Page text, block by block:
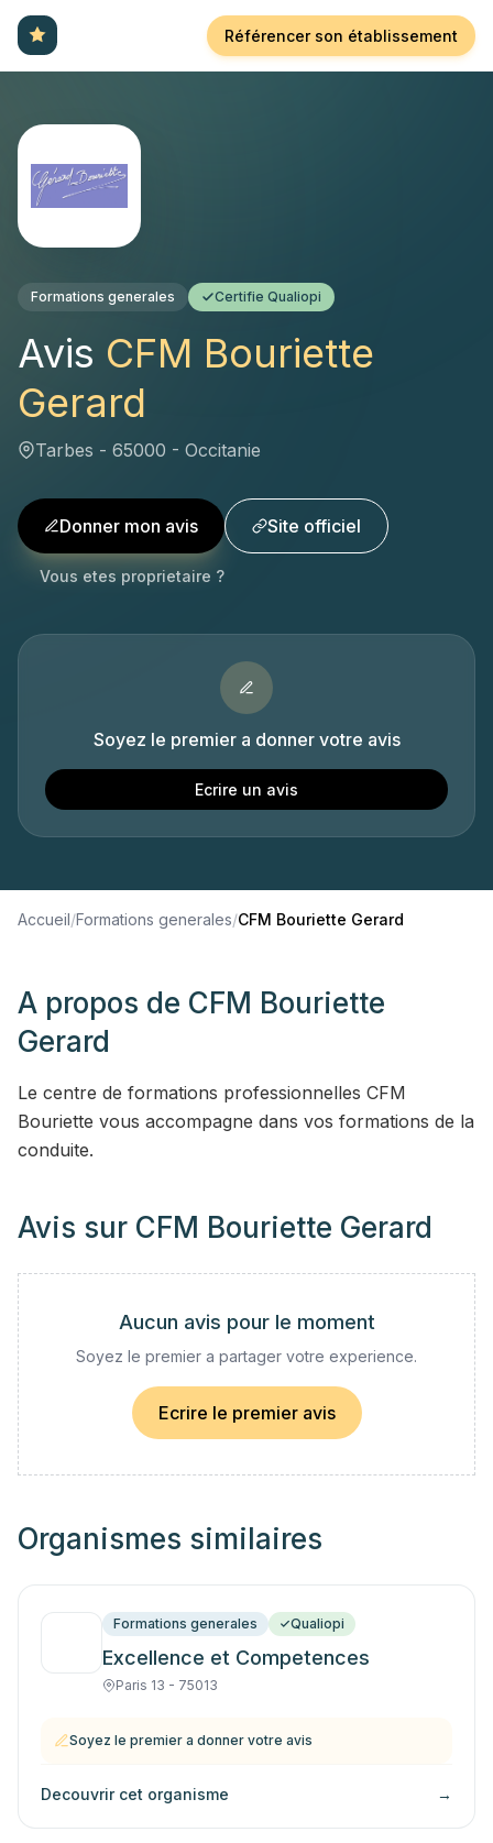
Référencer son établissement
Formations generales Certifie Qualiopi
Avis CFM Bouriette
Gerard
Tarbes - 65000 - Occitanie
Donner mon avis Site officiel
Vous etes proprietaire ?
Soyez le premier a donner votre avis
Ecrire un avis
Accueil/Formations generales/CFM Bouriette Gerard
A propos de CFM Bouriette
Gerard
Le centre de formations professionnelles CFM
Bouriette vous accompagne dans vos formations de la
conduite.
Avis sur CFM Bouriette Gerard
Aucun avis pour le moment
Soyez le premier a partager votre experience.
Ecrire le premier avis
Organismes similaires
Formations generales Qualiopi
Excellence et Competences
Paris 13 - 75013
Soyez le premier a donner votre avis
Decouvrir cet organisme →